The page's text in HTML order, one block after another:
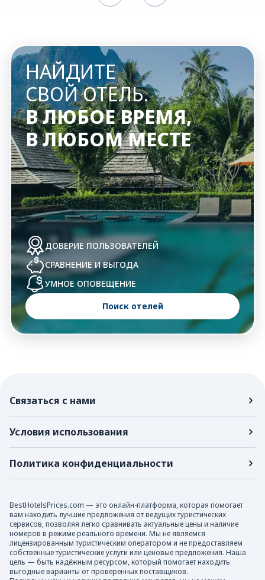
НАЙДИТЕ
СВОЙ ОТЕЛЬ.
В ЛЮБОЕ ВРЕМЯ,
В ЛЮБОМ МЕСТЕ
ДОВЕРИЕ ПОЛЬЗОВАТЕЛЕЙ
СРАВНЕНИЕИ ВЫГОДА
УМНОЕ ОПОВЕЩЕНИЕ
Поиск отелей
Связаться с нами
Условия использования
Политика конфиденциальности
BestHotelsPrices.com — это онлайн-платформа, которая помогает
вам находить лучшие предложения от ведущих туристических
сервисов, позволяя легко сравнивать актуальные цены и наличие
номеров в режиме реального времени. Мы не являемся
лицензированным туристическим оператором и не предоставляем
собственные туристические услуги или ценовые предложения. Наша
цель — быть надёжным ресурсом, который помогает находить
выгодные варианты от проверенных поставщиков.